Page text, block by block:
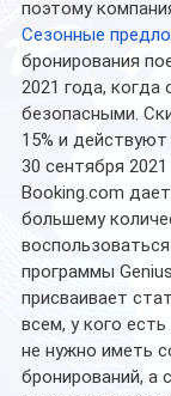
поэтому
Сезонные
бронирования
2021 года, когда
безопасными.
15% и
30 сентября
Booking.com
большему
программы
присваивает
всем, у кого
не нужно иметь
бронирований, а